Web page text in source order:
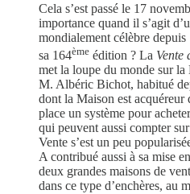
Cela s’est passé le 17
importance quand il s’agit
mondialement célèbre
sa 164ème édition ? La Vente
met la loupe du monde sur
M. Albéric Bichot, habitué
dont la Maison est acquéreur
place un système pour
qui peuvent aussi compter
Vente s’est un peu
A contribué aussi à sa mise
deux grandes maisons de
dans ce type d’enchères, au